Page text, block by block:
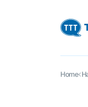
Home